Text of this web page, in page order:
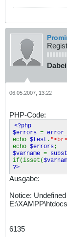
06.05.2007, 13:22
PHP-Code:
<?php
$errors =
echo $test .
echo $errors;
$varname =
if(isset(
?>
Ausgabe:
Notice:
6135